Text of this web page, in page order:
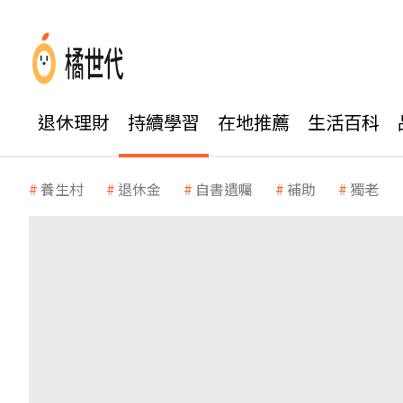
退休理財 持續學習 在地推薦 生活百科
養生村 退休金 自書遺囑 補助 獨老